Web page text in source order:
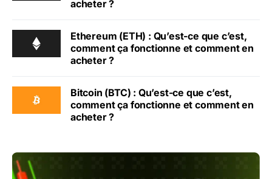
acheter ?
Ethereum (ETH) : Qu’est-ce que c’est,
comment ça fonctionne et comment en
acheter ?
Bitcoin (BTC) : Qu’est-ce que c’est,
comment ça fonctionne et comment en
acheter ?